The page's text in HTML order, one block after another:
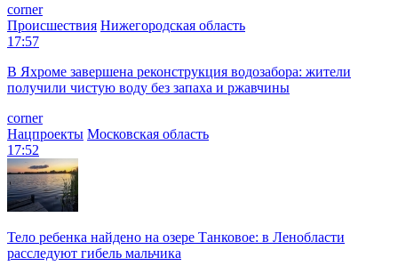
corner
Происшествия Нижегородская область
17:57
В Яхроме завершена реконструкция водозабора: жители
получили чистую воду без запаха и ржавчины
corner
Нацпроекты Московская область
17:52
Тело ребенка найдено на озере Танковое: в Ленобласти
расследуют гибель мальчика